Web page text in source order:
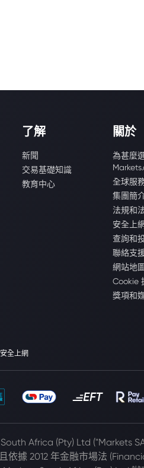
了解
新聞
交易基礎知識
教育中心
關於
為甚麼
全球服
集團簡
法規和
安全上
查詢和
聯絡支
網站地
Cookie
獎項和
安全上網
Africa (Pty) Ltd ("Markets
依據 2012 年金融市場法